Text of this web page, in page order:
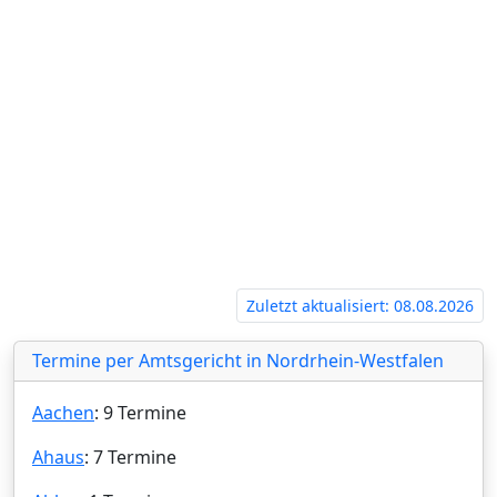
Zuletzt aktualisiert: 08.08.2026
Termine per Amtsgericht in Nordrhein-Westfalen
Aachen: 9 Termine
Ahaus: 7 Termine